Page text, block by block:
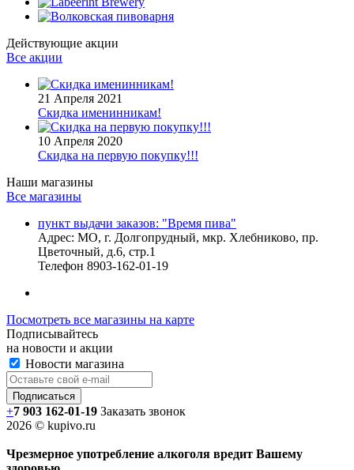
Действующие акции
Все акции
21 Апреля 2021
Скидка именинникам!
10 Апреля 2020
Скидка на первую покупку!!!
Наши магазины
Все магазины
пункт выдачи заказов: "Время пива"
Адрес: МО, г. Долгопрудный, мкр. Хлебниково, пр.
Цветочный, д.6, стр.1
Телефон 8903-162-01-19
Посмотреть все магазины на карте
Подписывайтесь
на новости и акции
Новости магазина
+7 903 162-01-19 Заказать звонок
2026 © kupivo.ru
Чрезмерное употребление алкоголя вредит Вашему